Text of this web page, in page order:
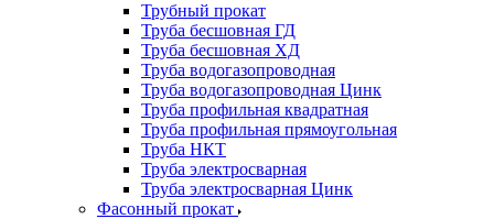
Трубный прокат
Труба бесшовная ГД
Труба бесшовная ХД
Труба водогазопроводная
Труба водогазопроводная Цинк
Труба профильная квадратная
Труба профильная прямоугольная
Труба НКТ
Труба электросварная
Труба электросварная Цинк
Фасонный прокат